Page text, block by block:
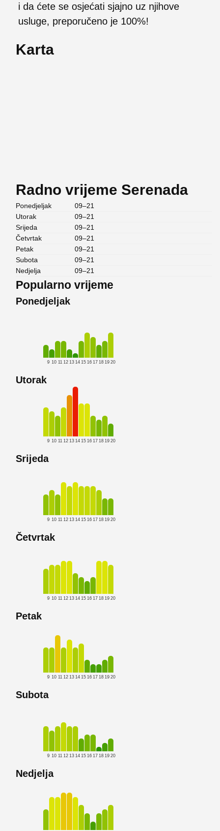
i da ćete se osjećati sjajno uz njihove
usluge, preporučeno je 100%!
Karta
Radno vrijeme Serenada
Ponedjeljak
09–21
Utorak
09–21
Srijeda
09–21
Četvrtak
09–21
Petak
09–21
Subota
09–21
Nedjelja
09–21
Popularno vrijeme
Ponedjeljak
9 10 11 12 13 14 15 16 17 18 19 20
Utorak
9 10 11 12 13 14 15 16 17 18 19 20
Srijeda
9 10 11 12 13 14 15 16 17 18 19 20
Četvrtak
9 10 11 12 13 14 15 16 17 18 19 20
Petak
9 10 11 12 13 14 15 16 17 18 19 20
Subota
9 10 11 12 13 14 15 16 17 18 19 20
Nedjelja